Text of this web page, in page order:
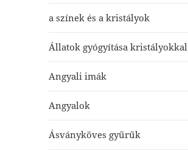
a színek és a kristályok
Állatok gyógyítása kristályokkal
Angyali imák
Angyalok
Ásványköves gyűrűk